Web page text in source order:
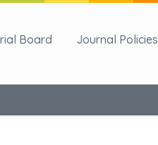
Board Journal Policies